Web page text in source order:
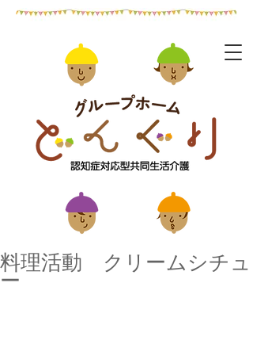
料理活動 クリームシチュ
ー